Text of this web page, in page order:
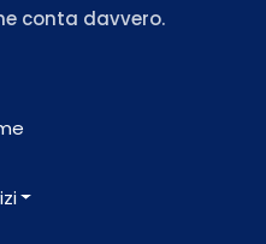
conta davvero.